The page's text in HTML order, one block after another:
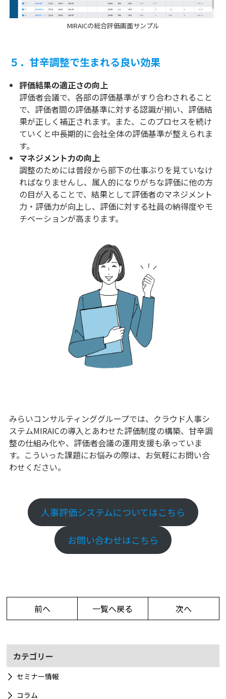
MIRAICの総合評価画面サンプル
５．甘辛調整で生まれる良い効果
評価結果の適正さの向上
評価者会議で、各部の評価基準がすり合わされること
で、評価者間の評価基準に対する認識が揃い、評価結
果が正しく補正されます。また、このプロセスを続け
ていくと中長期的に会社全体の評価基準が整えられま
す。
マネジメント力の向上
調整のためには普段から部下の仕事ぶりを見ていなけ
ればなりませんし、属人的になりがちな評価に他の方
の目が入ることで、結果として評価者のマネジメント
力・評価力が向上し、評価に対する社員の納得度やモ
チベーションが高まります。
みらいコンサルティンググループでは、クラウド人事シ
ステムMIRAICの導入とあわせた評価制度の構築、甘辛調
整の仕組み化や、評価者会議の運用支援も承っていま
す。こういった課題にお悩みの際は、お気軽にお問い合
わせください。
人事評価システムについてはこちら
お問い合わせはこちら
前へ 一覧へ戻る 次へ
カテゴリー
セミナー情報
コラム